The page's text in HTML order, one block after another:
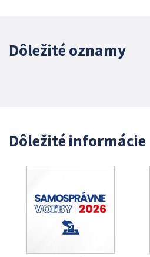
Dôležité oznamy
Dôležité informácie